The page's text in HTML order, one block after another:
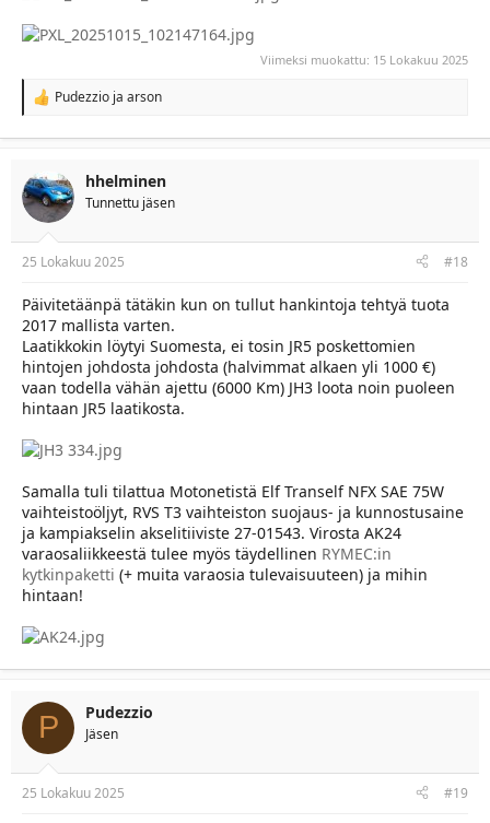
Viimeksi muokattu: 15 Lokakuu 2025
R
a
t
i
o
n
s
:
Pudezzio ja arson
hhelminen
Tunnettu jäsen
25 Lokakuu 2025 #18
Päivitetäänpä tätäkin kun on tullut hankintoja tehtyä tuota
2017 mallista varten.
Laatikkokin löytyi Suomesta, ei tosin JR5 poskettomien
hintojen johdosta johdosta (halvimmat alkaen yli 1000 €)
vaan todella vähän ajettu (6000 Km) JH3 loota noin puoleen
hintaan JR5 laatikosta.
Samalla tuli tilattua Motonetistä Elf Tranself NFX SAE 75W
vaihteistoöljyt, RVS T3 vaihteiston suojaus- ja kunnostusaine
ja kampiakselin akselitiiviste 27-01543. Virosta AK24
varaosaliikkeestä tulee myös täydellinen RYMEC:in
kytkinpaketti (+ muita varaosia tulevaisuuteen) ja mihin
hintaan!
P Pudezzio
Jäsen
25 Lokakuu 2025 #19